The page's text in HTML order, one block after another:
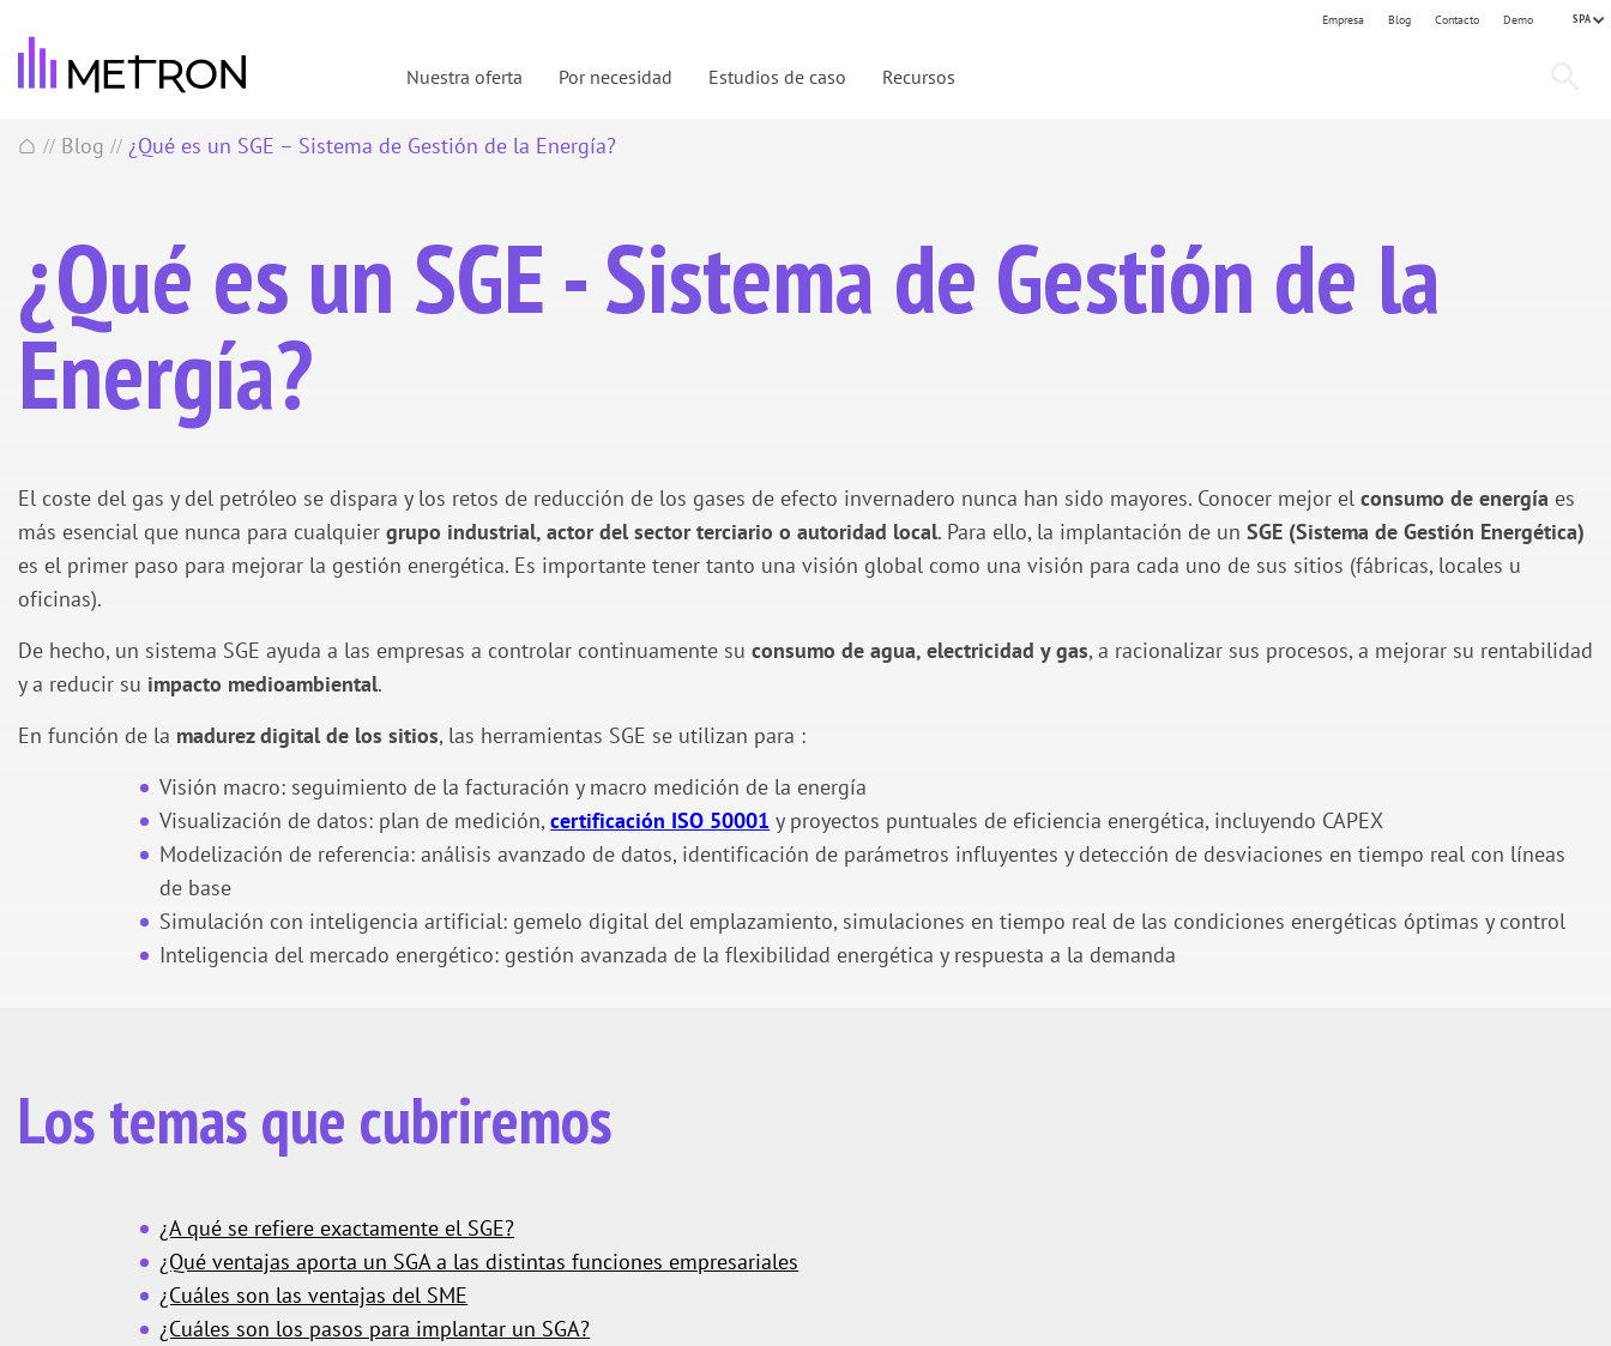
Empresa Blog Contacto Demo
Nuestra oferta Por necesidad Estudios de caso Recursos
SPA
// Blog // ¿Qué es un SGE – Sistema de Gestión de la Energía?
¿Qué es un SGE - Sistema de Gestión de la
Energía?
El coste del gas y del petróleo se dispara y los retos de reducción de los gases de efecto invernadero nunca han sido mayores. Conocer mejor el consumo de energía es
más esencial que nunca para cualquier grupo industrial, actor del sector terciario o autoridad local. Para ello, la implantación de un SGE (Sistema de Gestión Energética)
es el primer paso para mejorar la gestión energética. Es importante tener tanto una visión global como una visión para cada uno de sus sitios (fábricas, locales u
oficinas).
De hecho, un sistema SGE ayuda a las empresas a controlar continuamente su consumo de agua, electricidad y gas, a racionalizar sus procesos, a mejorar su rentabilidad
y a reducir su impacto medioambiental.
En función de la madurez digital de los sitios, las herramientas SGE se utilizan para :
Visión macro: seguimiento de la facturación y macro medición de la energía
Visualización de datos: plan de medición,certificación ISO 50001 y proyectos puntuales de eficiencia energética, incluyendo CAPEX
Modelización de referencia: análisis avanzado de datos, identificación de parámetros influyentes y detección de desviaciones en tiempo real con líneas
de base
Simulación con inteligencia artificial: gemelo digital del emplazamiento, simulaciones en tiempo real de las condiciones energéticas óptimas y control
Inteligencia del mercado energético: gestión avanzada de la flexibilidad energética y respuesta a la demanda
Los temas que cubriremos
¿A qué se refiere exactamente el SGE?
¿Qué ventajas aporta un SGA a las distintas funciones empresariales
¿Cuáles son las ventajas del SME
¿Cuáles son los pasos para implantar un SGA?